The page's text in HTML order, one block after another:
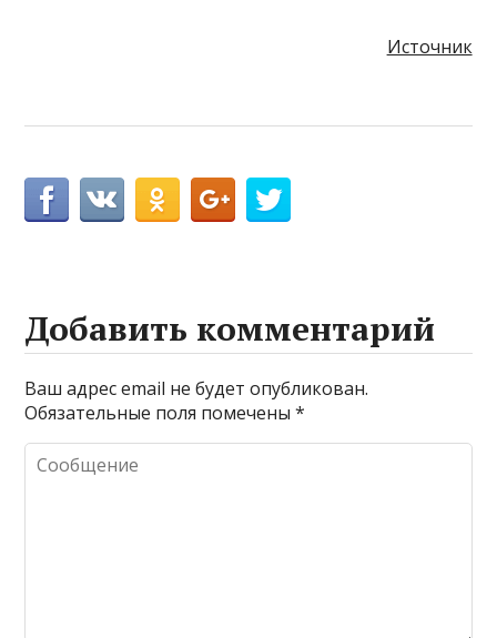
Источник
Добавить комментарий
Ваш адрес email не будет опубликован.
Обязательные поля помечены*